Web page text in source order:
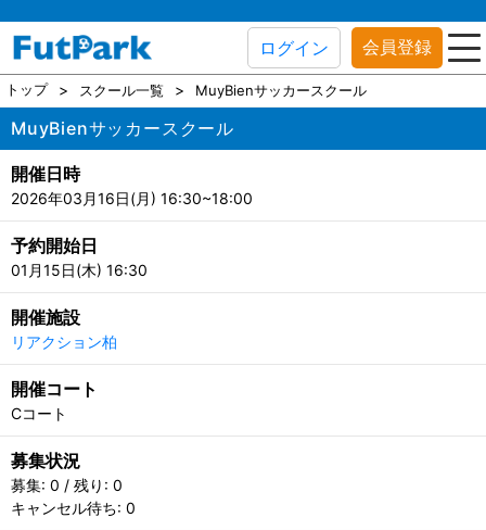
ログイン 会員登録
トップ スクール一覧 MuyBienサッカースクール
MuyBienサッカースクール
開催日時
2026年03月16日(月) 16:30~18:00
予約開始日
01月15日(木) 16:30
開催施設
リアクション柏
開催コート
Cコート
募集状況
募集: 0 / 残り: 0
キャンセル待ち: 0